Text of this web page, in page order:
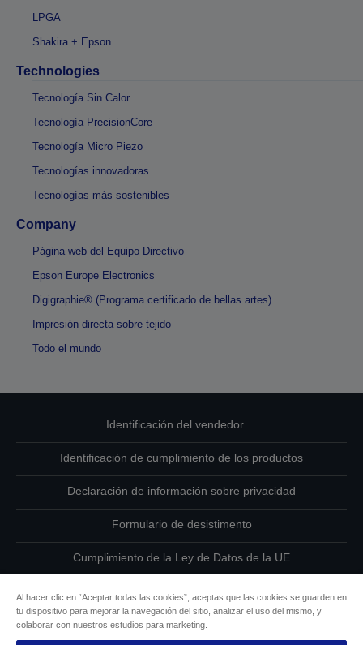
LPGA
Shakira + Epson
Technologies
Tecnología Sin Calor
Tecnología PrecisionCore
Tecnología Micro Piezo
Tecnologías innovadoras
Tecnologías más sostenibles
Company
Página web del Equipo Directivo
Epson Europe Electronics
Digigraphie® (Programa certificado de bellas artes)
Impresión directa sobre tejido
Todo el mundo
Identificación del vendedor
Identificación de cumplimiento de los productos
Declaración de información sobre privacidad
Formulario de desistimento
Cumplimiento de la Ley de Datos de la UE
Información sobre cookies
Al hacer clic en “Aceptar todas las cookies”, aceptas que las cookies se guarden en
tu dispositivo para mejorar la navegación del sitio, analizar el uso del mismo, y
colaborar con nuestros estudios para marketing.